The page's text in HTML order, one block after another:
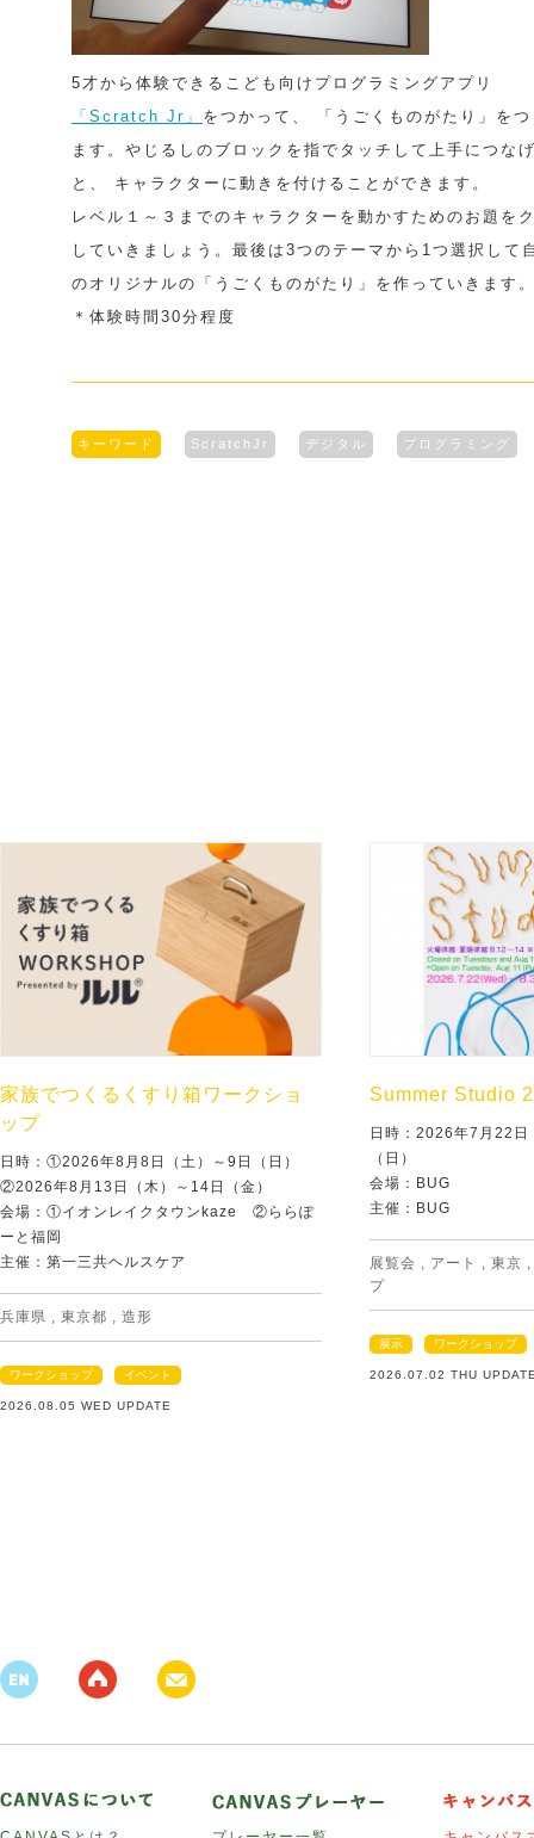
5才から体験できるこども向けプログラミングアプリ
「Scratch Jr」 をつかって、 「うごくものがたり」を
ます。やじるしのブロックを指でタッチして上手につな
と、 キャラクターに動きを付けることができます。
レベル１～３までのキャラクターを動かすためのお題を
していきましょう。最後は3つのテーマから1つ選択して
のオリジナルの「うごくものがたり」を作っていきます
＊体験時間30分程度
キーワード ScratchJr デジタル プログラミング
家族でつくるくすり箱ワークショ
ップ
日時：①2026年8月8日（土）～9日（日）
②2026年8月13日（木）～14日（金）
会場：①イオンレイクタウンkaze ②ららぽ
ーと福岡
主催：第一三共ヘルスケア
兵庫県 , 東京都 , 造形
ワークショップ イベント
2026.08.05 WED UPDATE
Summer Studio
日時：2026年7月22
（日）
会場：BUG
主催：BUG
展覧会 , アート , 東京
プ
展示 ワークショップ
2026.07.02 THU